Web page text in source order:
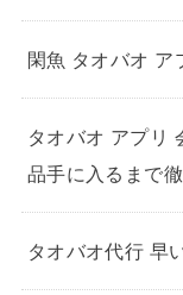
閑魚 タオバオ ア
タオバオ アプリ
品手に入るまで
タオバオ代行 早